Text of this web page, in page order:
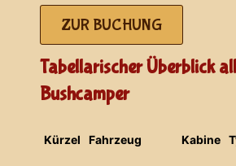
ZUR BUCHUNG
Tabellarischer Überblick
Bushcamper
Kürzel Fahrzeug Kabine